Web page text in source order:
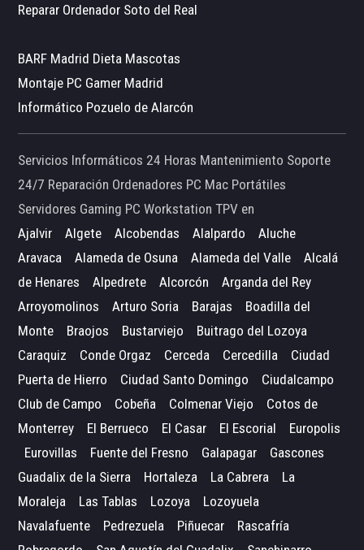
Reparar Ordenador Soto del Real
BARF Madrid Dieta Mascotas
Montaje PC Gamer Madrid
Informático Pozuelo de Alarcón
Servicios Informáticos 24 Horas Mantenimiento Soporte
24/7 Reparación Ordenadores PC Mac Portátiles
Servidores Gaming PC Workstation TPV en
Ajalvir
Algete Alcobendas Alalpardo
Aluche
Aravaca
Alameda de Osuna Alameda del Valle
Alcalá
de Henares
Alpedrete Alcorcón
Arganda del Rey
Arroyomolinos
Arturo Soria Barajas
Boadilla del
Monte
Braojos Bustarviejo
Buitrago del Lozoya
Caraquiz
Conde Orgaz Cerceda Cercedilla
Ciudad
Puerta de Hierro
Ciudad Santo Domingo
Ciudalcampo
Club de Campo
Cobeña Colmenar Viejo
Cotos de
Monterrey
El Berrueco El Casar El Escorial
Europolis
Eurovillas
Fuente del Fresno Galapagar
Gascones
Guadalix de la Sierra
Hortaleza La Cabrera
La
Moraleja
Las Tablas Lozoya
Lozoyuela
Navalafuente
Pedrezuela Piñuecar
Rascafría